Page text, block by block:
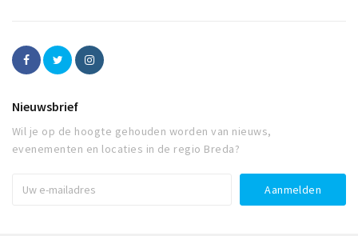
Nieuwsbrief
Wil je op de hoogte gehouden worden van nieuws,
evenementen en locaties in de regio Breda?